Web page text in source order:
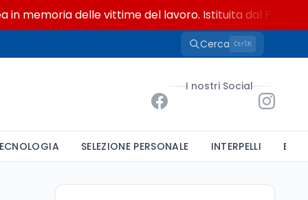
delle vittime del lavoro. Istituita dal Parlamento
Cerca CtrlK
I nostri Social
SELEZIONE PERSONALE INTERPELLI